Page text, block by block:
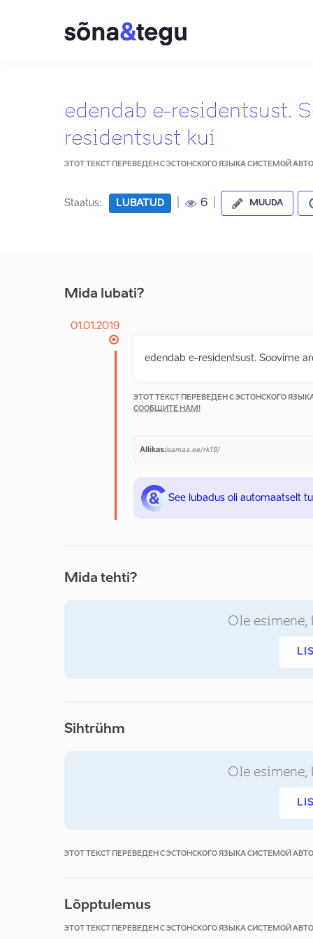
edendab e-residentsust.
residentsust kui
ЭТОТ ТЕКСТ ПЕРЕВЕДЕН С ЭСТОНСКОГО ЯЗЫКА СИСТЕМОЙ
Staatus: LUBATUD 6 MUUDA
Mida lubati?
01.01.2019
edendab e-residentsust. Soovime
ЭТОТ ТЕКСТ ПЕРЕВЕДЕН С ЭСТОНСКОГО
СООБЩИТЕ НАМ!
Allikas:isamaa.ee/rk19/
See lubadus oli automaatselt
Mida tehti?
Ole esimene,
Sihtrühm
Ole esimene,
ЭТОТ ТЕКСТ ПЕРЕВЕДЕН С ЭСТОНСКОГО ЯЗЫКА СИСТЕМОЙ
Lõpptulemus
ЭТОТ ТЕКСТ ПЕРЕВЕДЕН С ЭСТОНСКОГО ЯЗЫКА СИСТЕМОЙ